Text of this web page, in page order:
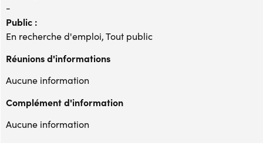
-
Public :
En recherche d'emploi, Tout public
Réunions d'informations
Aucune information
Complément d'information
Aucune information